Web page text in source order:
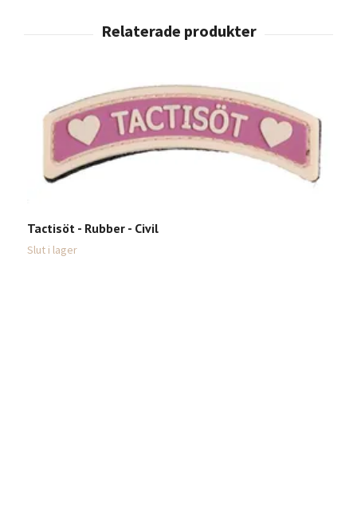
Tactisöt - Rubber - Civil
Slut i lager